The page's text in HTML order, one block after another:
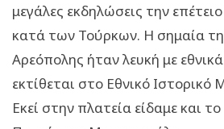
μεγάλες εκδηλώσεις την
κατά των Τούρκων. Η σημαία
Αρεόπολης ήταν λευκή με
εκτίθεται στο Εθνικό
Εκεί στην πλατεία είδαμε και